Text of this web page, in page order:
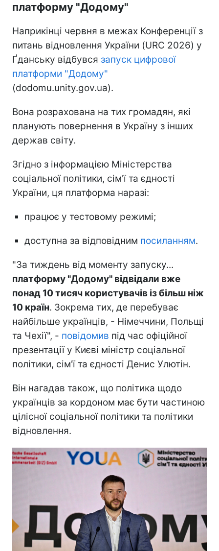
платформу "Додому"
Наприкінці червня в межах Конференції з
питань відновлення України (URC 2026) у
Ґданську відбувся запуск цифрової
платформи "Додому"
(dodomu.unity.gov.ua).
Вона розрахована на тих громадян, які
планують повернення в Україну з інших
держав світу.
Згідно з інформацією Міністерства
соціальної політики, сім'ї та єдності
України, ця платформа наразі:
працює у тестовому режимі;
доступна за відповідним посиланням.
"За тиждень від моменту запуску...
платформу "Додому" відвідали вже
понад 10 тисяч користувачів із більш ніж
10 країн. Зокрема тих, де перебуває
найбільше українців, - Німеччини, Польщі
та Чехії", - повідомив під час офіційної
презентації у Києві міністр соціальної
політики, сім'ї та єдності Денис Улютін.
Він нагадав також, що політика щодо
українців за кордоном має бути частиною
цілісної соціальної політики та політики
відновлення.